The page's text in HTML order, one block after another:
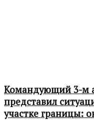
Командующий 3-м
представил
участке границы: